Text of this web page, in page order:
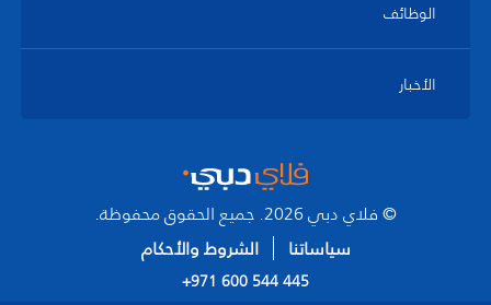
الوظائف
الأخبار
© فلاي دبي 2026. جميع الحقوق محفوظة.
سياساتنا
الشروط والأحكام
+971 600 544 445